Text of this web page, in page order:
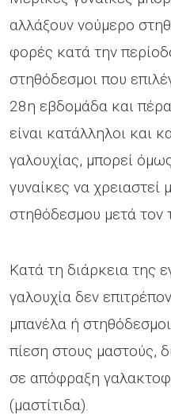
αλλάξουν νούμερο
φορές κατά την
στηθόδεσμοι που
28η εβδομάδα και
είναι κατάλληλοι και
γαλουχίας, μπορεί
γυναίκες να χρειαστεί
στηθόδεσμου μετά τον
Κατά τη διάρκεια της
γαλουχία δεν
μπανέλα ή
πίεση στους μαστούς,
σε απόφραξη
(μαστίτιδα).